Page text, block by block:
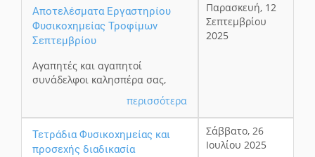
Αποτελέσματα Εργαστηρίου
Φυσικοχημείας Τροφίμων
Σεπτεμβρίου
Αγαπητές και αγαπητοί
συνάδελφοι καλησπέρα σας,
περισσότερα
Παρασκευή, 12
Σεπτεμβρίου
2025
Τετράδια Φυσικοχημείας και
προσεχής διαδικασία
Σάββατο, 26
Ιουλίου 2025